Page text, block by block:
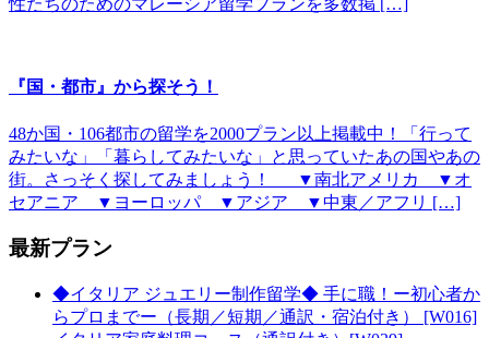
性たちのためのマレーシア留学プランを多数掲 […]
『国・都市』から探そう！
48か国・106都市の留学を2000プラン以上掲載中！「行って
みたいな」「暮らしてみたいな」と思っていたあの国やあの
街。さっそく探してみましょう！ ▼南北アメリカ ▼オ
セアニア ▼ヨーロッパ ▼アジア ▼中東／アフリ […]
最新プラン
◆イタリア ジュエリー制作留学◆ 手に職！ー初心者か
らプロまでー（長期／短期／通訳・宿泊付き） [W016]